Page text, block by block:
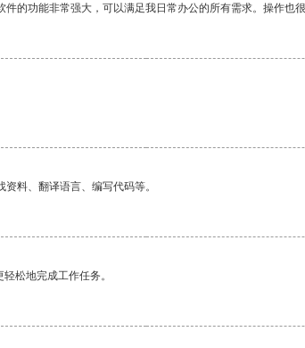
的功能非常强大，可以满足我日常办公的所有需求。操作也
料、翻译语言、编写代码等。
松地完成工作任务。